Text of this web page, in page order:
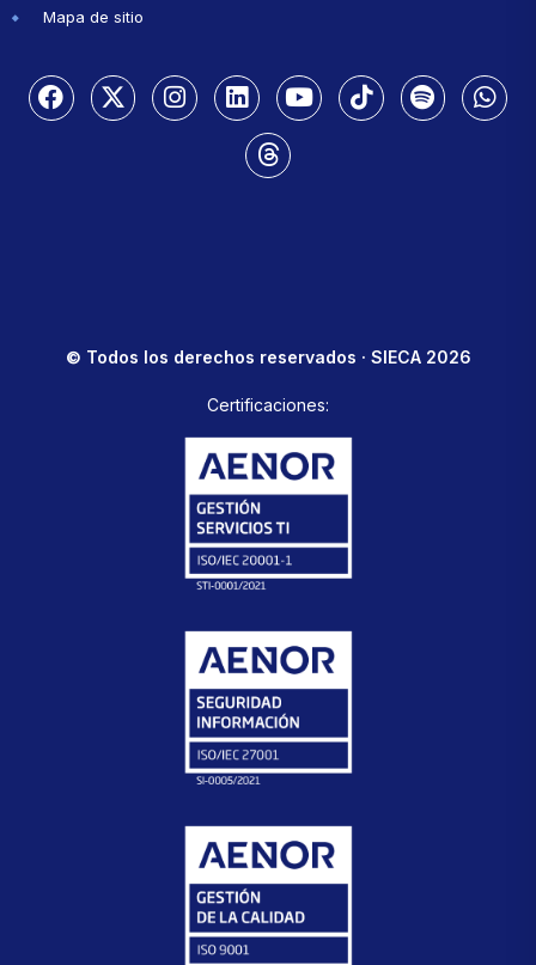
Mapa de sitio
© Todos los derechos reservados · SIECA 2026
Certificaciones: